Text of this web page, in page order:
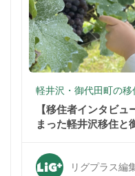
軽井沢・御代田町の
【移住者インタビ
まった軽井沢移住と
リグプラス編